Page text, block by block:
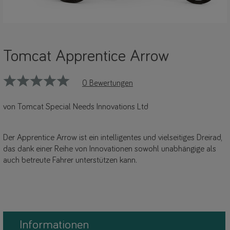
Tomcat Apprentice Arrow
0 Bewertungen
von Tomcat Special Needs Innovations Ltd
Der Apprentice Arrow ist ein intelligentes und vielseitiges Dreirad,
das dank einer Reihe von Innovationen sowohl unabhängige als
auch betreute Fahrer unterstützen kann.
Informationen